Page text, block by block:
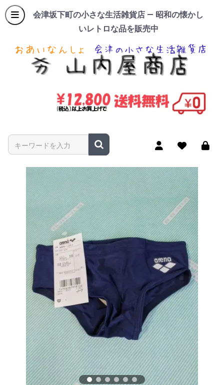
会津坂下町の小さな生活雑貨店 — 昭和の懐かし
いレトロな品を販売中
商品名やキーワードを入力